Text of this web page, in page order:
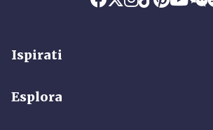
Ispirati
Esplora